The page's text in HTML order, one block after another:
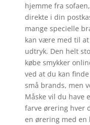
hjemme fra
direkte i din
mange specielle
kan være med til
udtryk. Den helt
købe smykker
ved at du kan
små brands, men
Måske vil du have
farve ørering hver
en ørering med en